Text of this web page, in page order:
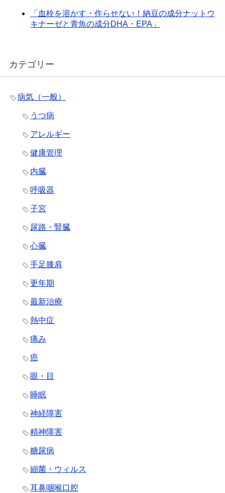
「血栓を溶かす・作らせない！納豆の成分ナットウ
キナーゼと青魚の成分DHA・EPA」
カテゴリー
病気（一般）
うつ病
アレルギー
健康管理
内臓
呼吸器
子宮
尿路・腎臓
心臓
手足膝肩
更年期
最新治療
熱中症
痛み
癌
眼・目
睡眠
神経障害
精神障害
糖尿病
細菌・ウィルス
耳鼻咽喉口腔